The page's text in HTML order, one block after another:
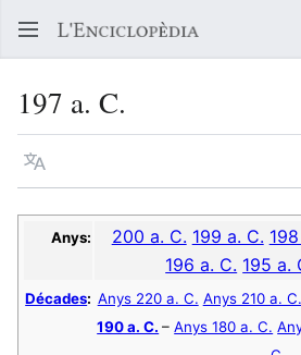
197 a. C.
Llegir en un atre idioma
Anys: 200 a. C. 199 a. C.
196 a. C. 195 a.
Décades: Anys 220 a. C. Anys 210 a. C.
190 a. C. –Anys 180 a. C.